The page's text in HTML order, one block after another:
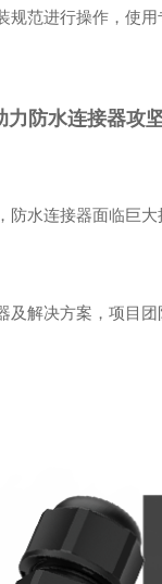
规范进行操作，使
力防水连接器攻
水连接器面临巨
及解决方案，项目